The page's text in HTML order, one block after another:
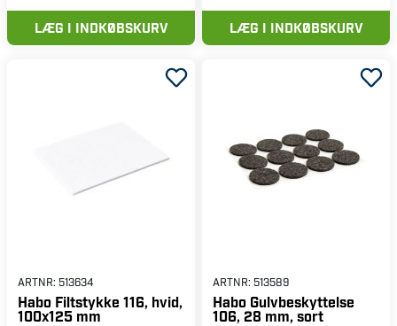
LÆG I INDKØBSKURV LÆG I INDKØBSKURV
ARTNR: 513634
Habo Filtstykke 116, hvid,
100x125 mm
ARTNR: 513589
Habo Gulvbeskyttelse
106, 28 mm, sort